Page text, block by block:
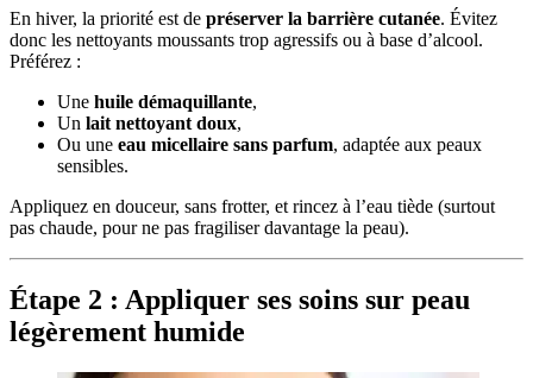
En hiver, la priorité est de préserver la barrière cutanée. Évitez
donc les nettoyants moussants trop agressifs ou à base d’alcool.
Préférez :
Une huile démaquillante,
Un lait nettoyant doux,
Ou une eau micellaire sans parfum, adaptée aux peaux
sensibles.
Appliquez en douceur, sans frotter, et rincez à l’eau tiède (surtout
pas chaude, pour ne pas fragiliser davantage la peau).
Étape 2 : Appliquer ses soins sur peau
légèrement humide